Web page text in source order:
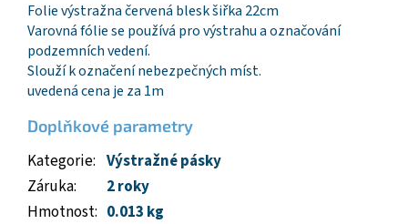
Folie výstražna červená blesk šiřka 22cm
Varovná fólie se používá pro výstrahu a označování
podzemních vedení.
Slouží k označení nebezpečných míst.
uvedená cena je za 1m
Doplňkové parametry
Kategorie: Výstražné pásky
Záruka:
2 roky
Hmotnost: 0.013 kg